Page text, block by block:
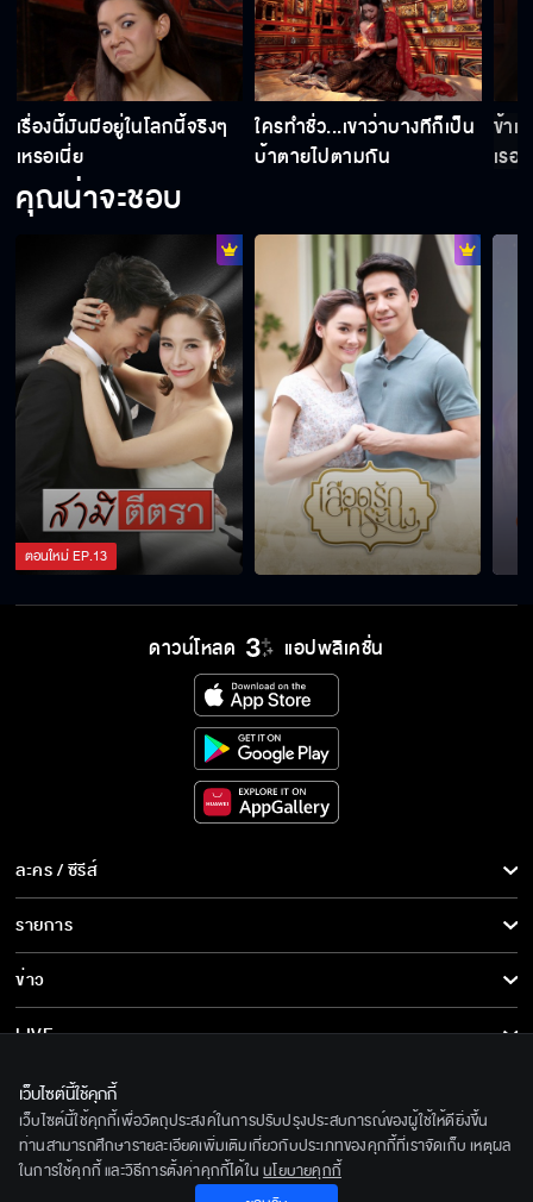
พ่อแก่ตัวแล้ว ต้องขออำลาก่อนนะ
หากออเจ้าเป็นอะไรไปข้าคงอยู่ไม่ได้ ให้ข้าตายก่อน
เสียยังดีกว่า
ข้าได้กลิ่นแป้งน้ำอบ น้ำหอมของหญิงสยาม
เจ้าต้องกลับมา เพื่อครองคู่กับคนที่ต้องพบเจอ
ทุกชาติ
ต่อไปนี้แม่หญิงการะเกดจะเป็นแบบที่ข้าเป็น
ใจพี่แทบขาด เหมือนร่างกายไม่มีชีวิตจิตใจ
เราสองคนเป็นพี่น้องฝาแฝดกัน มาหลายภพ
หากต้องเสี่ยง ก็พร้อมจะยอมรับ
เรื่องนี้มันมีอยู่ในโลกนี้จริงๆ
เหรอเนี่ย
ใครทำชั่ว...เขาว่าบางทีก็เป็น
บ้าตายไปตามกัน
ข้าเ
เรอะ
คุณน่าจะชอบ
ตอนใหม่EP.13
ดาวน์โหลด แอปพลิเคชั่น
ละคร / ซีรีส์
ละคร/ซีรีส์
ซีรีส์นานาชาติ
การ์ตูน & เกม
รายการ
รายการทั้งหมด
ข่าว
ข่าวทั้งหมด
ข่าวประชาสัมพันธ์
LIVE
เกี่ยวกับเรา
BEC World
รู้จักเรา
ติดตามเราได้ที่
เว็บไซต์นี้ใช้คุกกี้
เว็บไซต์นี้ใช้คุกกี้เพื่อวัตถุประสงค์ในการปรับปรุงประสบการณ์ของผู้ใช้ให้ดียิ่งขึ้น
ท่านสามารถศึกษารายละเอียดเพิ่มเติมเกี่ยวกับประเภทของคุกกี้ที่เราจัดเก็บ เหตุผล
ในการใช้คุกกี้ และวิธีการตั้งค่าคุกกี้ได้ใน นโยบายคุกกี้